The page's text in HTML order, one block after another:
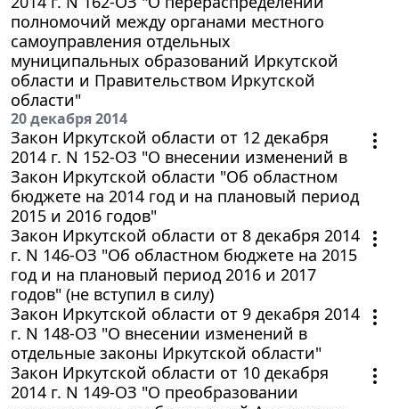
полномочий между органами местного
самоуправления отдельных
муниципальных образований Иркутской
области и Правительством Иркутской
области"
20 декабря 2014
Закон Иркутской области от 12 декабря
2014 г. N 152-ОЗ "О внесении изменений в
Закон Иркутской области "Об областном
бюджете на 2014 год и на плановый период
2015 и 2016 годов"
Закон Иркутской области от 8 декабря 2014
г. N 146-ОЗ "Об областном бюджете на 2015
год и на плановый период 2016 и 2017
годов" (не вступил в силу)
Закон Иркутской области от 9 декабря 2014
г. N 148-ОЗ "О внесении изменений в
отдельные законы Иркутской области"
Закон Иркутской области от 10 декабря
2014 г. N 149-ОЗ "О преобразовании